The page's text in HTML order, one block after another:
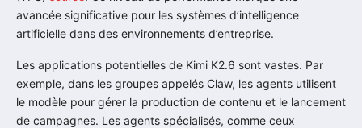
avancée significative pour les systèmes d’intelligence
artificielle dans des environnements d’entreprise.
Les applications potentielles de Kimi K2.6 sont vastes. Par
exemple, dans les groupes appelés Claw, les agents utilisent
le modèle pour gérer la production de contenu et le lancement
de campagnes. Les agents spécialisés, comme ceux